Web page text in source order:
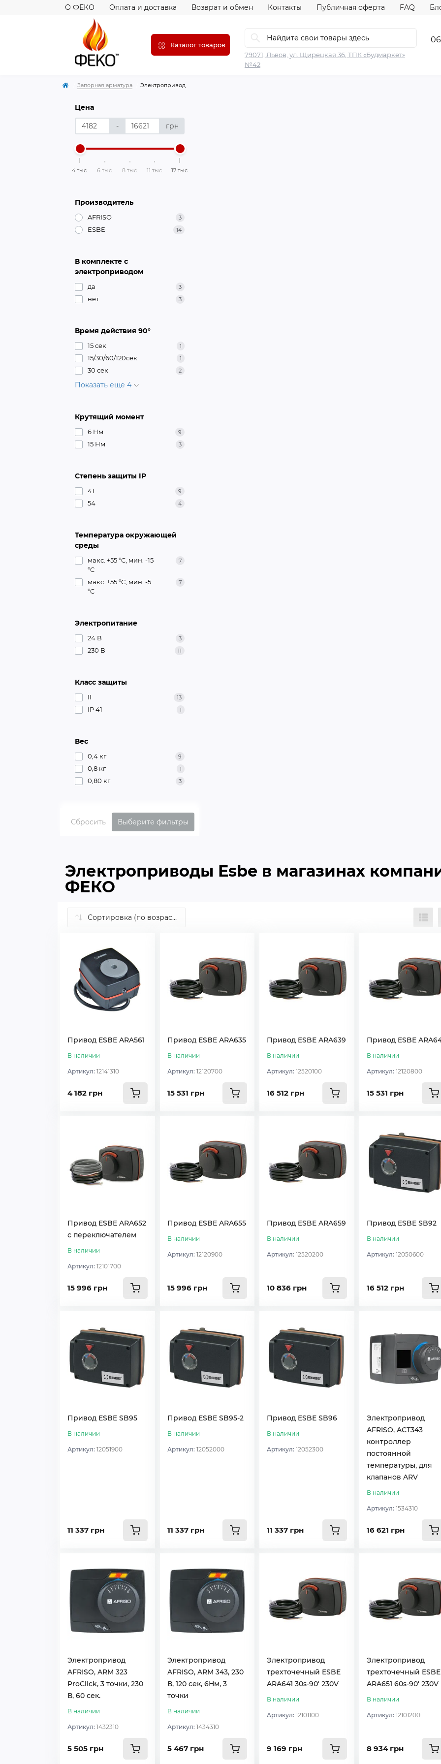
О ФЕКО Оплата и доставка Возврат и обмен Контакты Публичная оферта FAQ
Каталог товаров
79071, Львов, ул. Щирецкая 36, ТПК «Будмаркет»
№42
Запорная арматура Электропривод
Цена
- грн
4 тыс. 6 тыс. 8 тыс. 11 тыс. 17 тыс.
Производитель
AFRISO 3
ESBE 14
В комплекте с
электроприводом
да 3
нет 3
Время действия 90°
15 сек 1
15/30/60/120сек. 1
30 сек 2
Показать еще 4
Крутящий момент
6 Нм 9
15 Нм 3
Степень защиты IP
41 9
54 4
Температура окружающей
среды
макс. +55 °C, мин. -15
°C
7
макс. +55 °C, мин. -5
°C
7
Электропитание
24 В 3
230 В 11
Класс защиты
II 13
IP 41 1
Вес
0,4 кг 9
0,8 кг 1
0,80 кг 3
Сбросить Выберите фильтры
Электроприводы Esbe в магазинах
ФЕКО
Привод ESBE ARA561
В наличии
Артикул: 12141310
4 182 грн
Привод ESBE ARA635
В наличии
Артикул: 12120700
15 531 грн
Привод ESBE ARA639
В наличии
Артикул:12520100
16 512 грн
Привод ESBE
В наличии
Артикул: 12120800
15 531 грн
Привод ESBE ARA652
с переключателем
В наличии
Артикул: 12101700
15 996 грн
Привод ESBE ARA655
В наличии
Артикул: 12120900
15 996 грн
Привод ESBE ARA659
В наличии
Артикул:12520200
10 836 грн
Привод ESBE SB92
В наличии
Артикул: 12050600
16 512 грн
Привод ESBE SB95
В наличии
Артикул: 12051900
11 337 грн
Привод ESBE SB95-2
В наличии
Артикул: 12052000
11 337 грн
Привод ESBE SB96
В наличии
Артикул:12052300
11 337 грн
Электропривод
AFRISO, ACT343
контроллер
постоянной
температуры, для
клапанов ARV
В наличии
Артикул: 1534310
16 621 грн
Электропривод
AFRISO, ARM 323
ProClick, 3 точки, 230
В, 60 сек.
В наличии
Артикул: 1432310
5 505 грн
Электропривод
AFRISO, ARM 343, 230
В, 120 сек, 6Нм, 3
точки
В наличии
Артикул: 1434310
5 467 грн
Электропривод
трехточечный ESBE
ARA641 30s-90′ 230V
В наличии
Артикул:12101100
9 169 грн
Электропривод
трехточечный ESBE
ARA651 60s-90′ 230V
В наличии
Артикул: 12101200
8 934 грн